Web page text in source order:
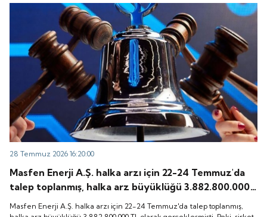
28 Temmuz 2026 16:20:00
Masfen Enerji A.Ş. halka arzı için 22-24 Temmuz'da
talep toplanmış, halka arz büyüklüğü 3.882.800.000
TL olarak gerçekleşmişti. Peki, şirket payları ne
Masfen Enerji A.Ş. halka arzı için 22-24 Temmuz'da talep toplanmış,